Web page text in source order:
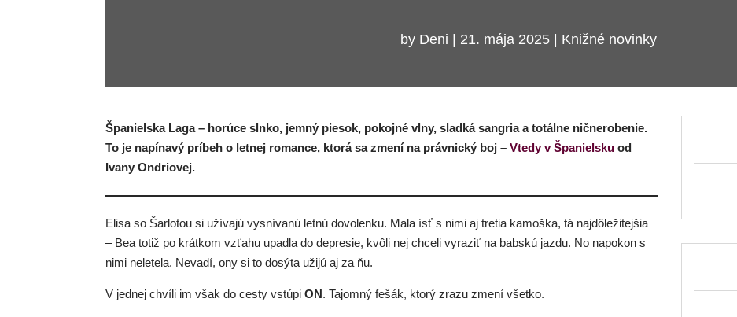
by Deni | 21. mája 2025 | Knižné novinky
Španielska Laga – horúce slnko, jemný piesok, pokojné vlny, sladká sangria a totálne ničnerobenie.
To je napínavý príbeh o letnej romance, ktorá sa zmení na právnický boj –Vtedy v Španielsku od
Ivany Ondriovej.
Elisa so Šarlotou si užívajú vysnívanú letnú dovolenku. Mala ísť s nimi aj tretia kamoška, tá najdôležitejšia
– Bea totiž po krátkom vzťahu upadla do depresie, kvôli nej chceli vyraziť na babskú jazdu. No napokon s
nimi neletela. Nevadí, ony si to dosýta užijú aj za ňu.
V jednej chvíli im však do cesty vstúpiON. Tajomný fešák, ktorý zrazu zmení všetko.